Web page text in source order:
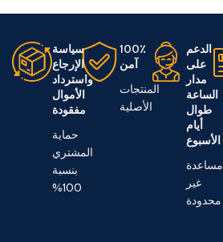
الدعم
على
مدار
الساعة
طوال
أيام
الأسبوع
مساعدة
غير
محدودة
100٪
آمن
المنتجات
الأصلية
سياسة
الإرجاع
واسترداد
الأموال
مفقودة
حماية
المشتري
بنسبة
100%